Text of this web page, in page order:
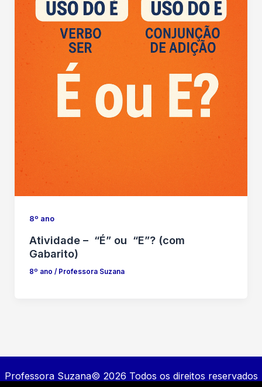
8º ano
Atividade – “É” ou “E”? (com
Gabarito)
8º ano / Professora Suzana
Professora Suzana© 2026 Todos os direitos reservados